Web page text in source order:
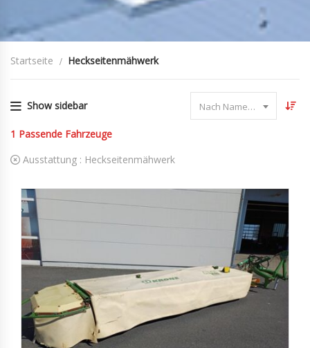
Startseite Heckseitenmähwerk
Show sidebar Nach Name sortieren
1 Passende Fahrzeuge
Ausstattung : Heckseitenmähwerk